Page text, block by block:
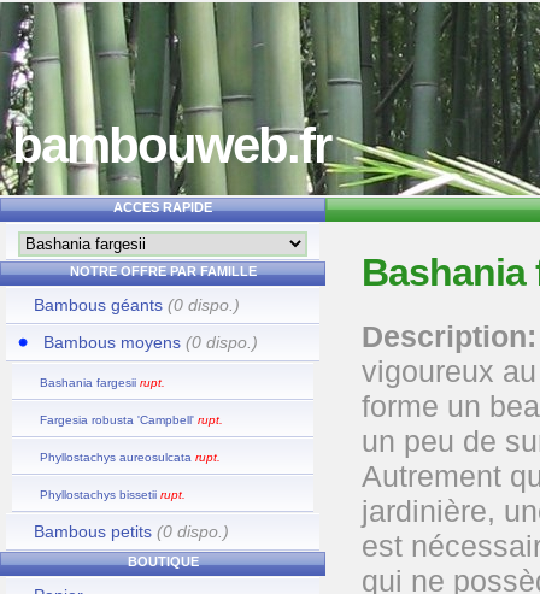
bambouweb.fr
ACCES RAPIDE
NOTRE OFFRE PAR FAMILLE
Bambous géants (0 dispo.)
Bambous moyens (0 dispo.)
Bashania fargesii rupt.
Fargesia robusta 'Campbell' rupt.
Phyllostachys aureosulcata rupt.
Phyllostachys bissetii rupt.
Bambous petits (0 dispo.)
BOUTIQUE
Bashania
Description:
vigoureux
forme un
un peu de
Autrement
jardinière,
est
qui ne